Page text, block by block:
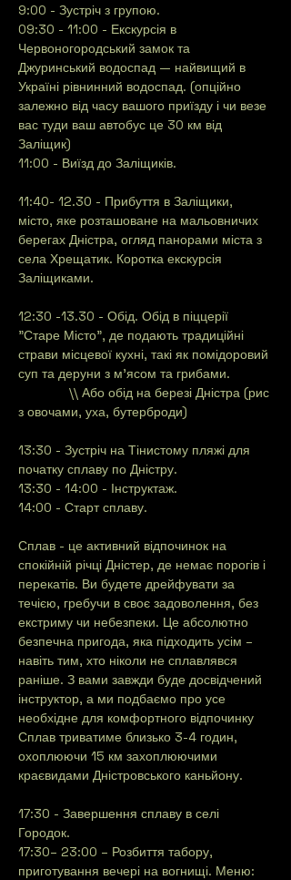
9:00 - Зустріч з групою.
09:30 - 11:00 - Екскурсія в
Червоногородський замок та
Джуринський водоспад — найвищий в
Україні рівнинний водоспад. (опційно
залежно від часу вашого приїзду і чи везе
вас туди ваш автобус це 30 км від
Заліщик)
11:00 - Виїзд до Заліщиків.
11:40- 12.30 - Прибуття в Заліщики,
місто, яке розташоване на мальовничих
берегах Дністра, огляд панорами міста з
села Хрещатик. Коротка екскурсія
Заліщиками.
12:30 -13.30 - Обід. Обід в піццерії
"Старе Місто", де подають традиційні
страви місцевої кухні, такі як помідоровий
суп та деруни з м'ясом та грибами.
\\ Або обід на березі Дністра (рис
з овочами, уха, бутерброди)
13:30 - Зустріч на Тінистому пляжі для
початку сплаву по Дністру.
13:30 - 14:00 - Інструктаж.
14:00 - Старт сплаву.
Сплав - це активний відпочинок на
спокійній річці Дністер, де немає порогів і
перекатів. Ви будете дрейфувати за
течією, гребучи в своє задоволення, без
екстриму чи небезпеки. Це абсолютно
безпечна пригода, яка підходить усім –
навіть тим, хто ніколи не сплавлявся
раніше. З вами завжди буде досвідчений
інструктор, а ми подбаємо про усе
необхідне для комфортного відпочинку
Сплав триватиме близько 3-4 годин,
охоплюючи 15 км захоплюючими
краєвидами Дністровського каньйону.
17:30 - Завершення сплаву в селі
Городок.
17:30– 23:00 – Розбиття табору,
приготування вечері на вогнищі. Меню: